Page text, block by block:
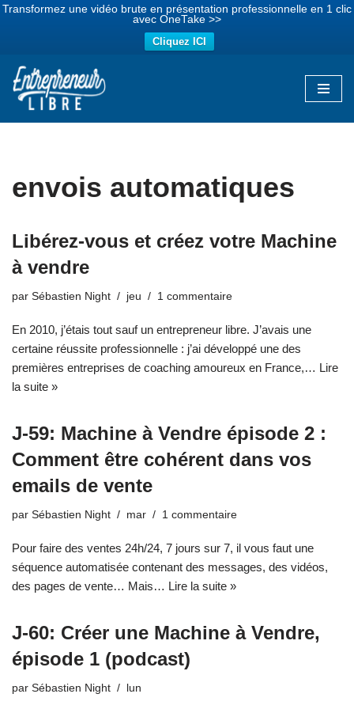
Transformez une vidéo brute en présentation professionnelle en 1 clic
avec OneTake >>
Cliquez ICI
Aller
envois automatiques
Libérez-vous et créez votre Machine
à vendre
par Sébastien Night jeu 1 commentaire
En 2010, j’étais tout sauf un entrepreneur libre. J’avais une
certaine réussite professionnelle : j’ai développé une des
premières entreprises de coaching amoureux en France,… Lire
la suite »
J-59: Machine à Vendre épisode 2 :
Comment être cohérent dans vos
emails de vente
par Sébastien Night mar 1 commentaire
Pour faire des ventes 24h/24, 7 jours sur 7, il vous faut une
séquence automatisée contenant des messages, des vidéos,
des pages de vente… Mais… Lire la suite »
J-60: Créer une Machine à Vendre,
épisode 1 (podcast)
par Sébastien Night lun